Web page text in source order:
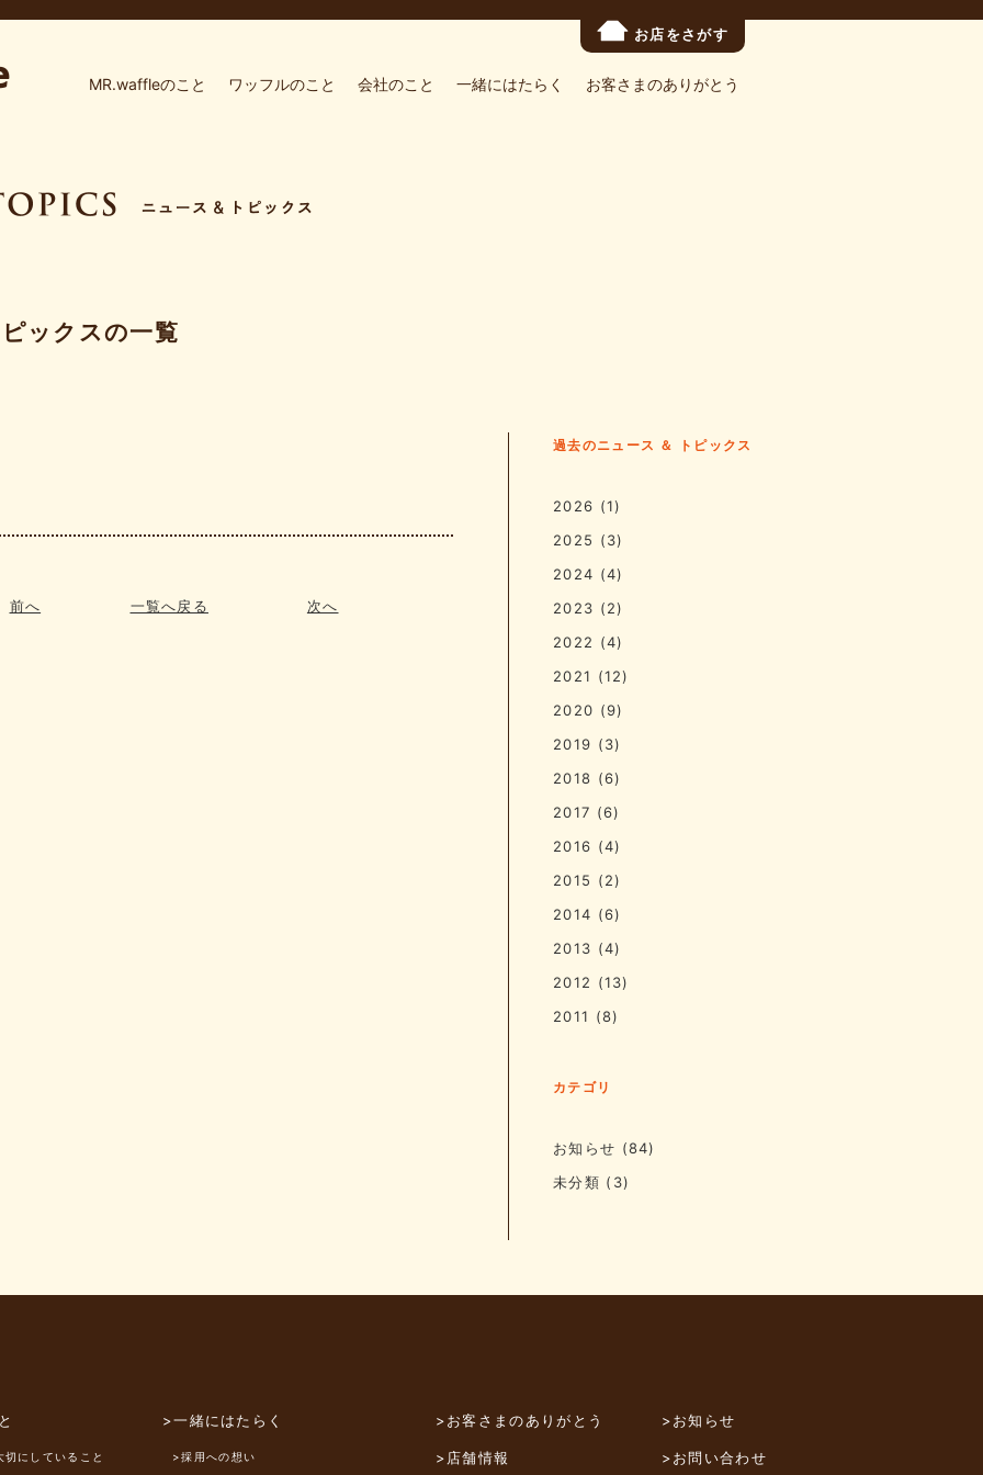
お店をさがす
MR.waffleのこと ワッフルのこと 会社のこと 一緒にはたらく お客さまのありがとう
ックスの一覧
前へ 一覧へ戻る 次へ
過去のニュース ＆ トピックス
2026 (1)
2025 (3)
2024 (4)
2023 (2)
2022 (4)
2021 (12)
2020 (9)
2019 (3)
2018 (6)
2017 (6)
2016 (4)
2015 (2)
2014 (6)
2013 (4)
2012 (13)
2011 (8)
カテゴリ
お知らせ (84)
未分類 (3)
にしていること
>一緒にはたらく
>採用への想い
>お客さまのありがとう
>店舗情報
>お知らせ
>お問い合わせ